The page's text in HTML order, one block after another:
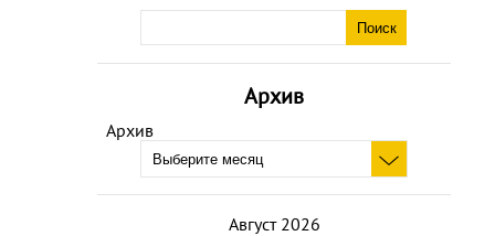
Архив
Архив
Август 2026